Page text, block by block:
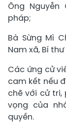
Ông
pháp;
Bà Sừng Mì
Nam xã, Bí
Các ứng cử
cam kết nếu
chẽ với cử
vọng của
quyền.